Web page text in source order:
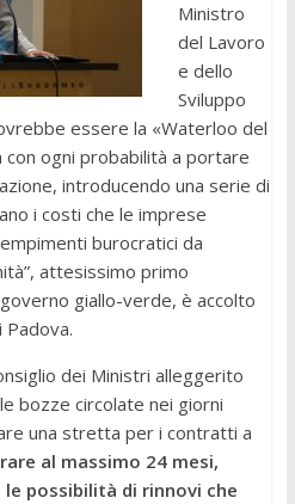
Ministro
del Lavoro
e dello
Sviluppo
essere la «Waterloo del
ogni probabilità a portare
introducendo una serie di
i costi che le imprese
burocratici da
attesissimo primo
giallo-verde, è accolto
dei Ministri alleggerito
bozze circolate nei giorni
una stretta per i contratti a
al massimo 24 mesi,
possibilità di rinnovi che